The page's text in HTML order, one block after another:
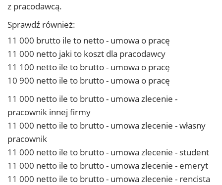
z pracodawcą.
Sprawdź również:
11 000 brutto ile to netto - umowa o pracę
11 000 netto jaki to koszt dla pracodawcy
11 100 netto ile to brutto - umowa o pracę
10 900 netto ile to brutto - umowa o pracę
11 000 netto ile to brutto - umowa zlecenie -
pracownik innej firmy
11 000 netto ile to brutto - umowa zlecenie - własny
pracownik
11 000 netto ile to brutto - umowa zlecenie - student
11 000 netto ile to brutto - umowa zlecenie - emeryt
11 000 netto ile to brutto - umowa zlecenie - rencista